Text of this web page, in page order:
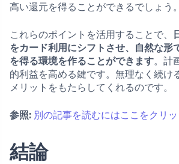
高い還元を得ることができるでしょう。
これらのポイントを活用することで、
をカード利用にシフトさせ、自然な形
を得る環境を作ることができます。計
的利益を高める鍵です。無理なく続け
メリットをもたらしてくれるのです。
参照: 別の記事を読むにはここをクリ
結論